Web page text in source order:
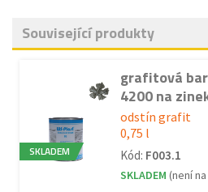
Související produkty
SKLADEM
grafitová
4200 na
odstín grafit
0,75 l
Kód: F003.1
SKLADEM (není